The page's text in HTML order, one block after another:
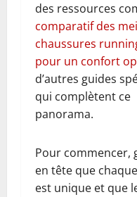
des ressources
comparatif des
chaussures
pour un confort
d’autres guides
qui complètent ce
panorama.
Pour commencer,
en tête que
est unique et que